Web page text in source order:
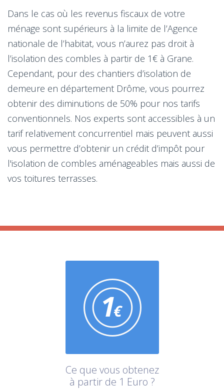
Dans le cas où les revenus fiscaux de votre
ménage sont supérieurs à la limite de l’Agence
nationale de l’habitat, vous n’aurez pas droit à
l’isolation des combles à partir de 1€ à Grane.
Cependant, pour des chantiers d’isolation de
demeure en département Drôme, vous pourrez
obtenir des diminutions de 50% pour nos tarifs
conventionnels. Nos experts sont accessibles à un
tarif relativement concurrentiel mais peuvent aussi
vous permettre d’obtenir un crédit d’impôt pour
l'isolation de combles aménageables mais aussi de
vos toitures terrasses.
Ce que vous obtenez
à partir de 1 Euro ?